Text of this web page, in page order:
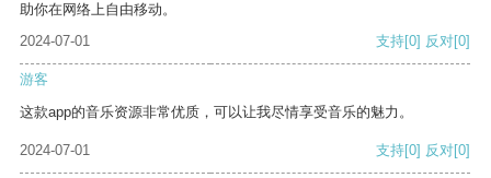
助你在网络上自由移动。
2024-07-01
支持[0] 反对[0]
游客
这款app的音乐资源非常优质，可以让我尽情享受音乐的魅力。
2024-07-01 支持[0] 反对[0]